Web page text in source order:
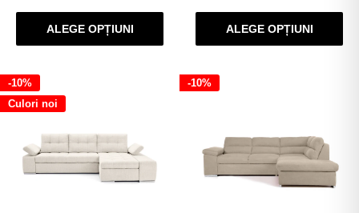
ALEGE OPȚIUNI ALEGE OPȚIUNI
-10%
Culori noi
-10%